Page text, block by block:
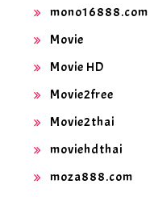
mono16888.com
Movie
Movie HD
Movie2free
Movie2thai
moviehdthai
moza888.com